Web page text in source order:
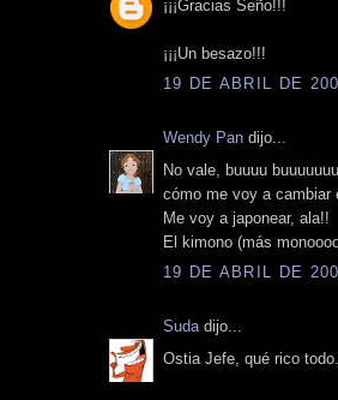
¡¡¡Gracias Seño!!!
¡¡¡Un besazo!!!
19 DE ABRIL DE
Wendy Pan dijo...
No vale, buuuu
cómo me voy a cambiar
Me voy a japonear, ala!!
El kimono (más
19 DE ABRIL DE
Sudadijo...
Ostia Jefe, qué rico todo.